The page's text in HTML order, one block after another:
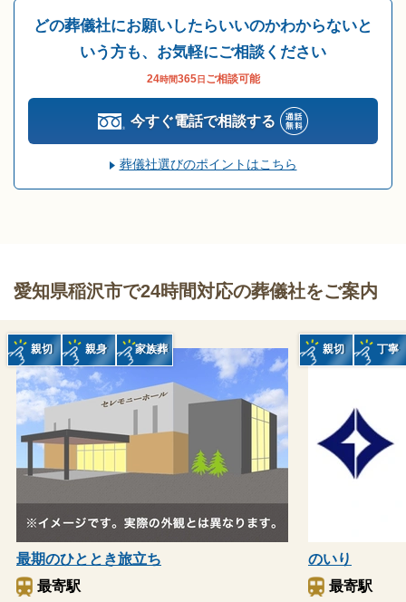
どの葬儀社にお願いしたらいいのかわからないと
いう方も、お気軽にご相談ください
24時間365日 ご相談可能
今すぐ電話で相談する
葬儀社選びのポイントはこちら
愛知県稲沢市で24時間対応の葬儀社をご案内
最期のひととき旅立ち
最寄駅
親切 親身 家族葬
のいり
最寄駅
親切 丁寧